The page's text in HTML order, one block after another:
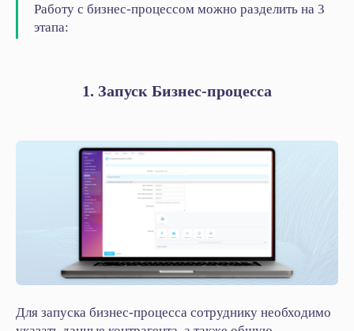
Работу с бизнес-процессом можно разделить на 3
этапа:
1. Запуск Бизнес-процесса
Для запуска бизнес-процесса сотруднику необходимо